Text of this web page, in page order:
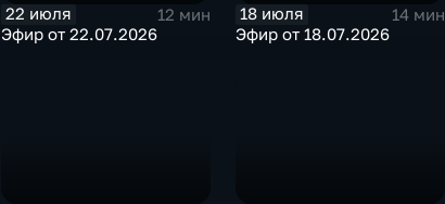
22 июля
12 мин
Эфир от 22.07.2026
18 июля
14 мин
Эфир от 18.07.2026